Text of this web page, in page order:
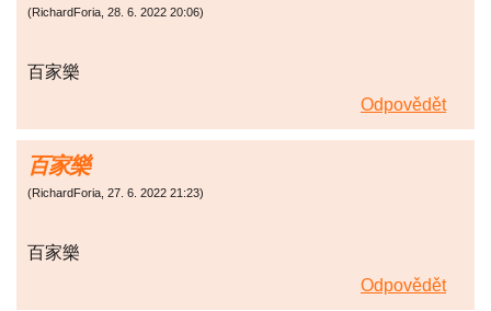
(RichardForia, 28. 6. 2022 20:06)
百家樂
Odpovědět
百家樂
(RichardForia, 27. 6. 2022 21:23)
百家樂
Odpovědět